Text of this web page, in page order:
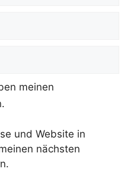
meinen
und Website in
nächsten